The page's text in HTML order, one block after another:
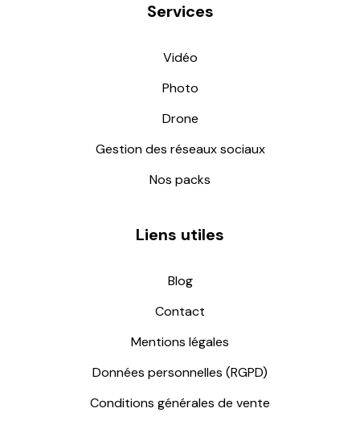
Services
Vidéo
Photo
Drone
Gestion des réseaux sociaux
Nos packs
Liens utiles
Blog
Contact
Mentions légales
Données personnelles (RGPD)
Conditions générales de vente